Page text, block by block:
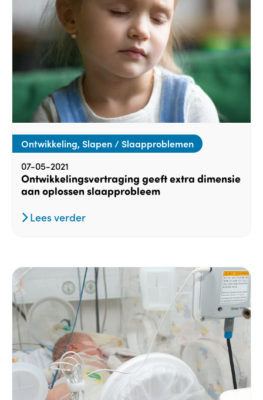
Ontwikkeling, Slapen / Slaapproblemen
07-05-2021
Ontwikkelingsvertraging geeft extra dimensie
aan oplossen slaapprobleem
Lees verder